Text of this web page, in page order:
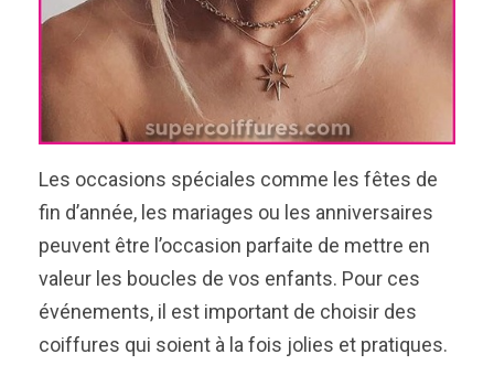
Les occasions spéciales comme les fêtes de
fin d’année, les mariages ou les anniversaires
peuvent être l’occasion parfaite de mettre en
valeur les boucles de vos enfants. Pour ces
événements, il est important de choisir des
coiffures qui soient à la fois jolies et pratiques.